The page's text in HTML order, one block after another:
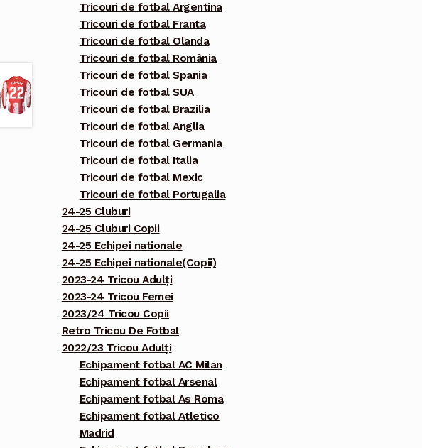
Tricouri de fotbal Argentina
Tricouri de fotbal Franta
Tricouri de fotbal Olanda
Tricouri de fotbal România
Tricouri de fotbal Spania
Tricouri de fotbal SUA
Tricouri de fotbal Brazilia
Tricouri de fotbal Anglia
Tricouri de fotbal Germania
Tricouri de fotbal Italia
Tricouri de fotbal Mexic
Tricouri de fotbal Portugalia
24-25 Cluburi
24-25 Cluburi Copii
24-25 Echipei nationale
24-25 Echipei nationale(Copii)
2023-24 Tricou Adulți
2023-24 Tricou Femei
2023/24 Tricou Copii
Retro Tricou De Fotbal
2022/23 Tricou Adulți
Echipament fotbal AC Milan
Echipament fotbal Arsenal
Echipament fotbal As Roma
Echipament fotbal Atletico
Madrid